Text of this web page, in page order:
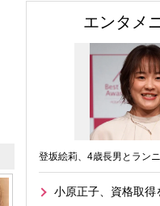
エンタメ
登坂絵莉、4歳長男とラン
小原正子、資格取得